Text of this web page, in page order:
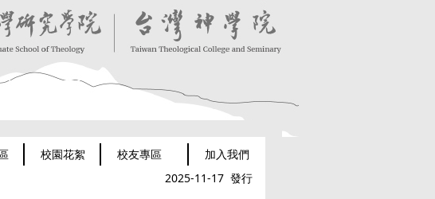
校園花絮 校友專區
加入我們
2025-11-17 發行